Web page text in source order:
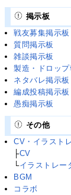
掲示板
戦友募集掲示板
質問掲示板
雑談掲示板
製造・ドロッ
ネタバレ掲示板
編成投稿掲示板
愚痴掲示板
その他
CV・イラスト
├CV
└イラストレー
BGM
コラボ